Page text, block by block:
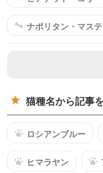
ナポリタン・マス
猫種名から記事
ロシアンブルー
ヒマラヤン